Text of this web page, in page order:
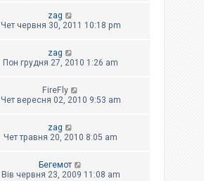
zag
Чет червня 30, 2011 10:18 pm
zag
Пон грудня 27, 2010 1:26 am
FireFly
Чет вересня 02, 2010 9:53 am
zag
Чет травня 20, 2010 8:05 am
Бегемот
Вів червня 23, 2009 11:08 am